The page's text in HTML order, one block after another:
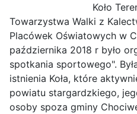
Koło
Towarzystwa Walki z
Placówek Oświatowych w
października 2018 r było
spotkania sportowego".
istnienia Koła, które
powiatu stargardzkiego,
osoby spoza gminy